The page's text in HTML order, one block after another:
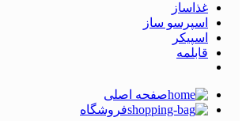
غذاساز
اسپرسو ساز
اسپیکر
قابلمه
صفحه اصلی
فروشگاه